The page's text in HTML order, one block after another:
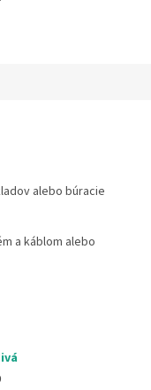
alebo búracie
a káblom alebo